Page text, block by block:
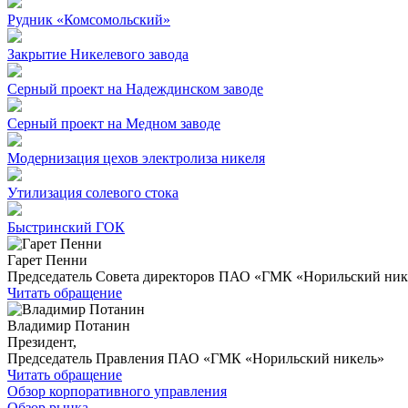
Рудник «Комсомольский»
Закрытие Никелевого завода
Серный проект на Надеждинском заводе
Серный проект на Медном заводе
Модернизация цехов электролиза никеля
Утилизация солевого стока
Быстринский ГОК
Гарет Пенни
Председатель Совета директоров ПАО «ГМК «Норильский
Читать обращение
Владимир Потанин
Президент,
Председатель Правления ПАО «ГМК «Норильский никель»
Читать обращение
Обзор корпоративного управления